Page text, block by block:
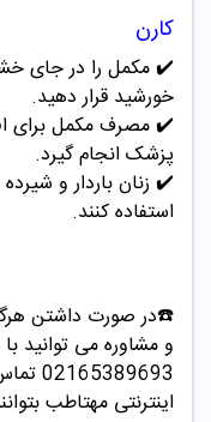
کارن
✔️ مکمل را در جای
خورشید قرار دهید.
✔️ مصرف مکمل برای
پزشک انجام گیرد.
✔️ زنان باردار و
استفاده کنند.
☎️در صورت داشتن
02165389693
اینترنتی مهتاطب